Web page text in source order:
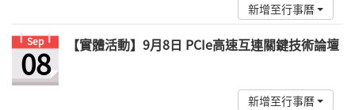
新增至行事曆
Sep
08 【實體活動】9月8日 PCIe高速互連關鍵技術論壇
新增至行事曆